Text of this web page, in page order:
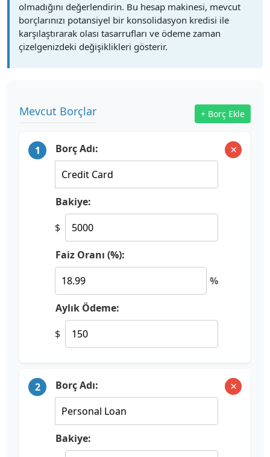
olmadığını değerlendirin. Bu hesap makinesi, mevcut
borçlarınızı potansiyel bir konsolidasyon kredisi ile
karşılaştırarak olası tasarrufları ve ödeme zaman
çizelgenizdeki değişiklikleri gösterir.
Mevcut Borçlar + Borç Ekle
1 Borç Adı:
Bakiye:
$
Faiz Oranı (%):
%
Aylık Ödeme:
$
×
2 Borç Adı:
Bakiye:
×